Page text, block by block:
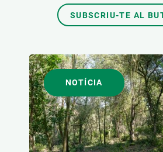
SUBSCRIU-TE AL
NOTÍCIA